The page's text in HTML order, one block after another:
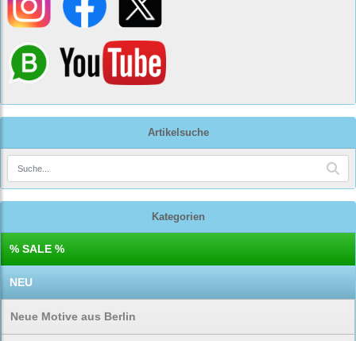
Artikelsuche
Kategorien
% SALE %
NEU
Neue Motive aus Berlin